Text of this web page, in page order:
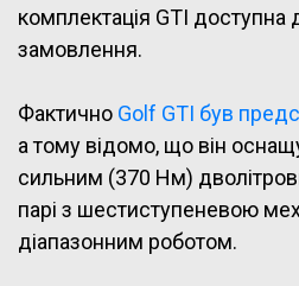
комплектація GTI
замовлення.
Фактично Golf GTI був
а тому відомо, що він
сильним (370 Нм)
парі з шестиступеневою
діапазонним роботом.